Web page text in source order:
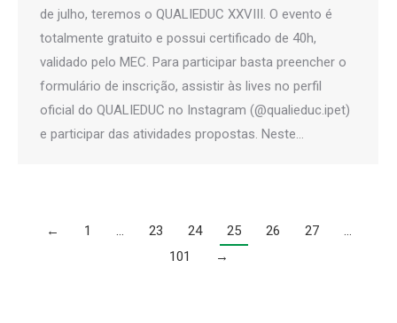
de julho, teremos o QUALIEDUC XXVIII. O evento é
totalmente gratuito e possui certificado de 40h,
validado pelo MEC. Para participar basta preencher o
formulário de inscrição, assistir às lives no perfil
oficial do QUALIEDUC no Instagram (@qualieduc.ipet)
e participar das atividades propostas. Neste…
← 1 … 23 24 25 26 27
…
101
→